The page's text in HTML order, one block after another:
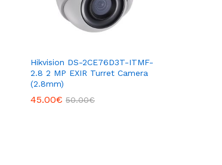
Hikvision DS-2CE76D3T-ITMF-
2.8 2 MP EXIR Turret Camera
(2.8mm)
45.00€ 50.00€